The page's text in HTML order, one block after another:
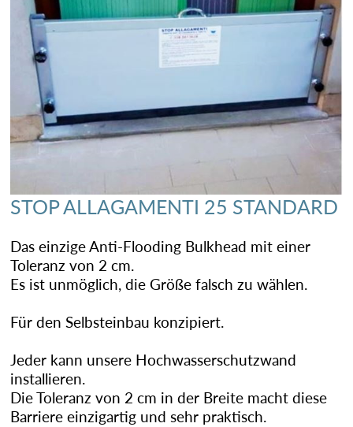
STOP ALLAGAMENTI 25 STANDARD
Das einzige Anti-Flooding Bulkhead mit einer
Toleranz von 2 cm.
Es ist unmöglich, die Größe falsch zu wählen.
Für den Selbsteinbau konzipiert.
Jeder kann unsere Hochwasserschutzwand
installieren.
Die Toleranz von 2 cm in der Breite macht diese
Barriere einzigartig und sehr praktisch.